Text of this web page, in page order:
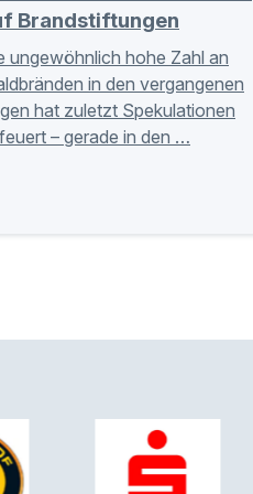
Brandstiftungen
ungewöhnlich hohe Zahl an
in den vergangenen
hat zuletzt Spekulationen
– gerade in den …